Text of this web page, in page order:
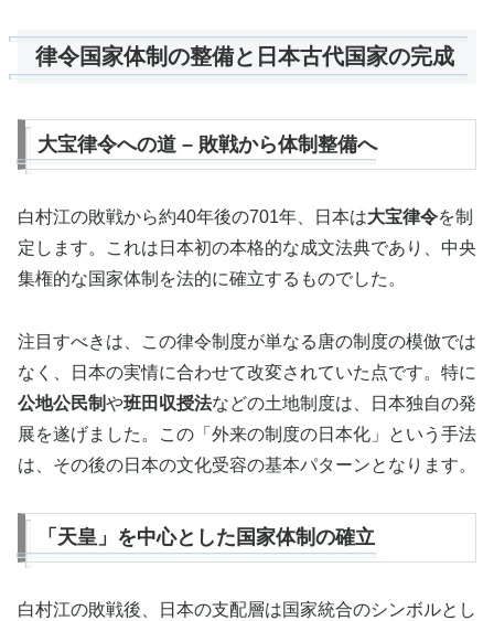
律令国家体制の整備と日本古代国家の完成
大宝律令への道 – 敗戦から体制整備へ
白村江の敗戦から約40年後の701年、日本は大宝律令を制
定します。これは日本初の本格的な成文法典であり、中央
集権的な国家体制を法的に確立するものでした。
注目すべきは、この律令制度が単なる唐の制度の模倣では
なく、日本の実情に合わせて改変されていた点です。特に
公地公民制や班田収授法などの土地制度は、日本独自の発
展を遂げました。この「外来の制度の日本化」という手法
は、その後の日本の文化受容の基本パターンとなります。
「天皇」を中心とした国家体制の確立
白村江の敗戦後、日本の支配層は国家統合のシンボルとし